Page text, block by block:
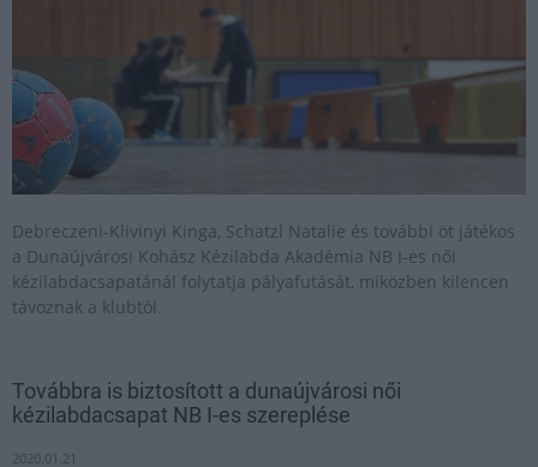
Debreczeni-Klivinyi Kinga, Schatzl Natalie és további öt játékos
a Dunaújvárosi Kohász Kézilabda Akadémia NB I-es női
kézilabdacsapatánál folytatja pályafutását, miközben kilencen
távoznak a klubtól.
Továbbra is biztosított a dunaújvárosi női
kézilabdacsapat NB I-es szereplése
2020.01.21